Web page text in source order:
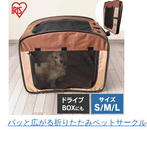
パッと広がる折りたたみペットサークル